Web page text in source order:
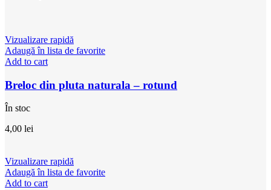
Vizualizare rapidă
Adaugă în lista de favorite
Add to cart
Breloc din pluta naturala – rotund
În stoc
4,00 lei
Vizualizare rapidă
Adaugă în lista de favorite
Add to cart